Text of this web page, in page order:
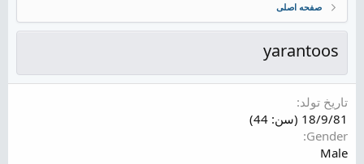
صفحه اصلی
yarantoos
تاریخ تولد
18/9/81 (سن: 44)
Gender
Male